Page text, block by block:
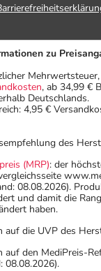
zu
, ab 34,99 €
Deutschlands.
4,95 €
des
(MRP): der
08.08.2026).
und damit die
haben.
auf die UVP des
auf den MediPreis-
08.08.2026).